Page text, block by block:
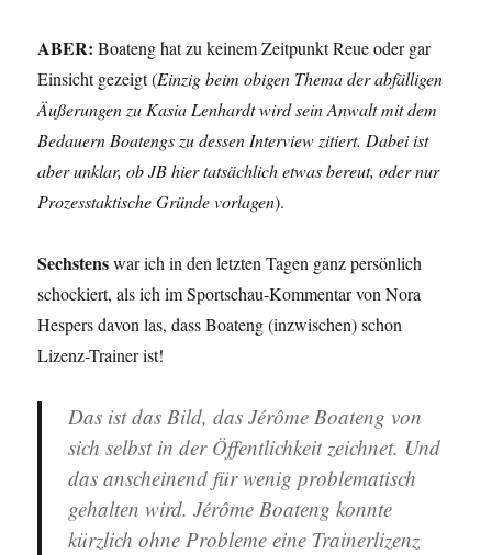
ABER: Boateng hat zu keinem Zeitpunkt Reue oder gar
Einsicht gezeigt (Einzig beim obigen Thema der abfälligen
Äußerungen zu Kasia Lenhardt wird sein Anwalt mit dem
Bedauern Boatengs zu dessen Interview zitiert. Dabei ist
aber unklar, ob JB hier tatsächlich etwas bereut, oder nur
Prozesstaktische Gründe vorlagen).
Sechstenswar ich in den letzten Tagen ganz persönlich
schockiert, als ich im Sportschau-Kommentar von Nora
Hespers davon las, dass Boateng (inzwischen) schon
Lizenz-Trainer ist!
Das ist das Bild, das Jérôme Boateng von
sich selbst in der Öffentlichkeit zeichnet. Und
das anscheinend für wenig problematisch
gehalten wird. Jérôme Boateng konnte
kürzlich ohne Probleme eine Trainerlizenz